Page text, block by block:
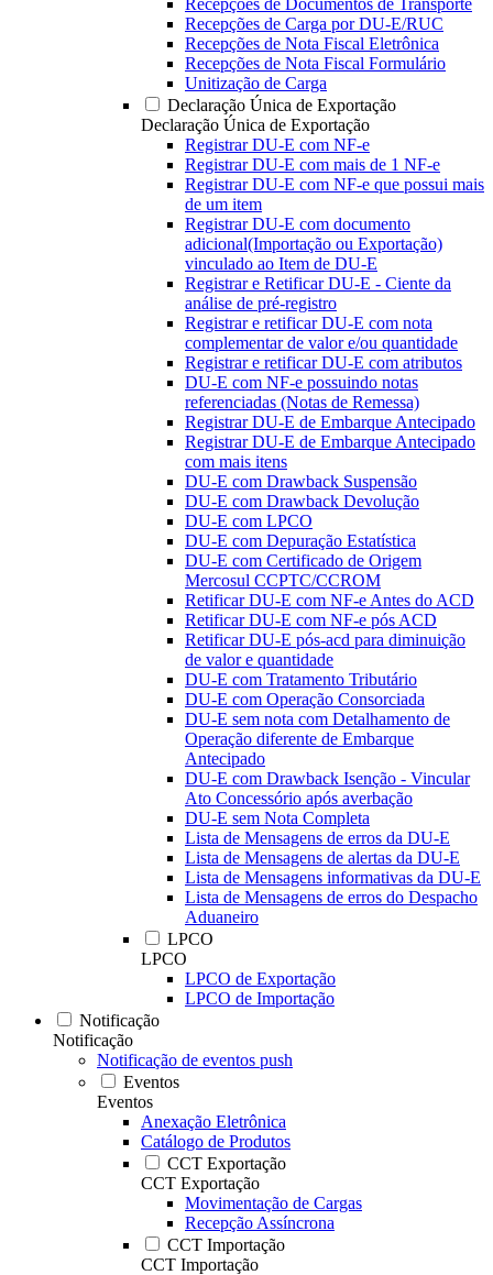
Recepções de Documentos de Transporte
Recepções de Carga por DU-E/RUC
Recepções de Nota Fiscal Eletrônica
Recepções de Nota Fiscal Formulário
Unitização de Carga
Declaração Única de Exportação
Declaração Única de Exportação
Registrar DU-E com NF-e
Registrar DU-E com mais de 1 NF-e
Registrar DU-E com NF-e que possui mais
de um item
Registrar DU-E com documento
adicional(Importação ou Exportação)
vinculado ao Item de DU-E
Registrar e Retificar DU-E - Ciente da
análise de pré-registro
Registrar e retificar DU-E com nota
complementar de valor e/ou quantidade
Registrar e retificar DU-E com atributos
DU-E com NF-e possuindo notas
referenciadas (Notas de Remessa)
Registrar DU-E de Embarque Antecipado
Registrar DU-E de Embarque Antecipado
com mais itens
DU-E com Drawback Suspensão
DU-E com Drawback Devolução
DU-E com LPCO
DU-E com Depuração Estatística
DU-E com Certificado de Origem
Mercosul CCPTC/CCROM
Retificar DU-E com NF-e Antes do ACD
Retificar DU-E com NF-e pós ACD
Retificar DU-E pós-acd para diminuição
de valor e quantidade
DU-E com Tratamento Tributário
DU-E com Operação Consorciada
DU-E sem nota com Detalhamento de
Operação diferente de Embarque
Antecipado
DU-E com Drawback Isenção - Vincular
Ato Concessório após averbação
DU-E sem Nota Completa
Lista de Mensagens de erros da DU-E
Lista de Mensagens de alertas da DU-E
Lista de Mensagens informativas da DU-E
Lista de Mensagens de erros do Despacho
Aduaneiro
LPCO
LPCO
LPCO de Exportação
LPCO de Importação
Notificação
Notificação
Notificação de eventos push
Eventos
Eventos
Anexação Eletrônica
Catálogo de Produtos
CCT Exportação
CCT Exportação
Movimentação de Cargas
Recepção Assíncrona
CCT Importação
CCT Importação